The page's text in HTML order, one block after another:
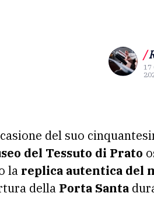
/
17
del suo
del Tessuto di Prato
la replica autentica del
della Porta Santa